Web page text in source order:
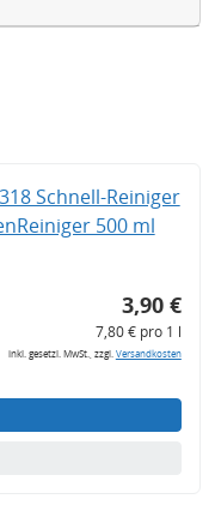
Schnell-Reiniger
500 ml
3,90 €
7,80 € pro 1 l
inkl. gesetzl. MwSt., zzgl.Versandkosten